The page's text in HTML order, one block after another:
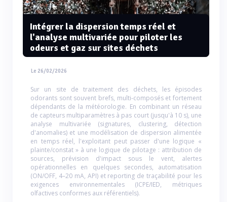
Intégrer la dispersion temps réel et
l'analyse multivariée pour piloter les
odeurs et gaz sur sites déchets
Le 26/02/2026
Sur un site de traitement des déchets, les épisodes
odorants sont souvent brefs, multi-composés et fortement
dépendants de la météorologie. En combinant un réseau
de capteurs multiparamètres à pas court (jusqu'à 10 s), une
analyse multivariée (signatures, clustering, détection
d'anomalies) et une modélisation de dispersion alimentée
en temps réel, l'exploitant peut passer d'une logique «
plainte/constat » à une logique de pilotage : attribution de
sources, prévision d'impact sous le vent, alertes
opérationnelles en quelques secondes, automatisation
(ON/OFF, 4–20 mA, API) et reporting de traçabilité pour les
exigences environnementales (ICPE/IED, métriques
olfactives conformes aux référentiels).